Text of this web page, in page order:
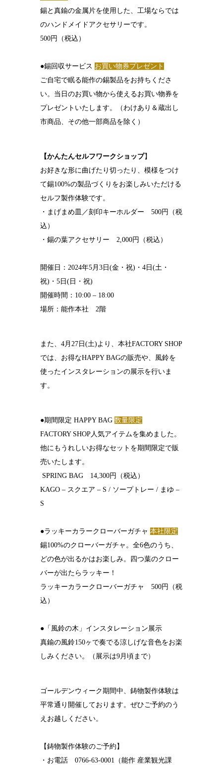
錫と真鍮の金属片を使用した、工場ならでは
のハンドメイドアクセサリーです。
500円（税込）
●錫回収サービス お買い物券プレゼント
ご自宅で眠る能作の錫製品をお持ちくださ
い。当日のお買い物から使えるお買い物券を
プレゼントいたします。（わけあり＆蔵出し
市商品、その他一部商品を除く）
【かんたんセルフワークショップ】
お好きな形に曲げたり切ったり、模様をつけ
て錫100%の製品づくりをお楽しみいただける
セルフ製作体験です。
・まげまめ皿／刻印キーホルダー 500円（税
込）
・錫の葉アクセサリー 2,000円（税込）
開催日：2024年5月3日(金・祝)・4日(土・
祝)・5日(日・祝)
開催時間：10:00 – 18:00
場所：能作本社 2階
また、4月27日(土)より、本社FACTORY SHOP
では、お得なHAPPY BAGの販売や、風鈴を
使ったインスタレーションの展示を行いま
す。
●期間限定 HAPPY BAG 数量限定
FACTORY SHOP人気アイテムを集めました。
他にもうれしいお得なセットを期間限定で販
売いたします。
SPRING BAG 14,300円（税込）
KAGO – スクエア – S / ソープトレー / まゆ –
S
●ラッキーカラークローバーガチャ 本社限定
錫100%のクローバーガチャ。全6色のうち、
どの色が出るかはお楽しみ。四つ葉のクロー
バーが出たらラッキー！
ラッキーカラークローバーガチャ 500円（税
込）
●「風鈴の木」インスタレーション展示
真鍮の風鈴150ヶで奏でる涼しげな音色をお楽
しみください。（展示は9月頃まで）
ゴールデンウィーク期間中、鋳物製作体験は
平常通り開催しております。ぜひご予約のう
えお越しください。
【鋳物製作体験のご予約】
・お電話 0766-63-0001（能作 産業観光課